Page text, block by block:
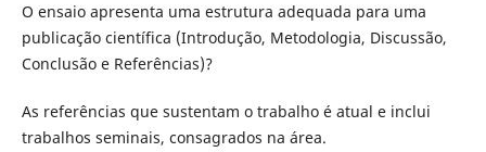
O ensaio apresenta uma estrutura adequada para uma
publicação científica (Introdução, Metodologia, Discussão,
Conclusão e Referências)?
As referências que sustentam o trabalho é atual e inclui
trabalhos seminais, consagrados na área.